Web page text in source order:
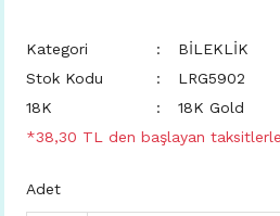
Kategori
BİLEKLİK
Stok Kodu
LRG5902
18K
18K Gold
*38,30 TL den başlayan
Adet